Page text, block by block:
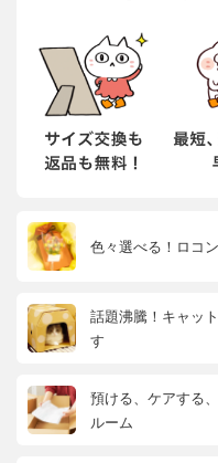
色々選べる！ロコ
話題沸騰！キャッ
す
預ける、ケアする
ルーム